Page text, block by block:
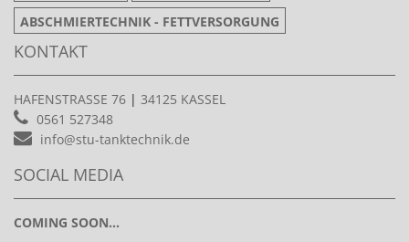
ABSCHMIERTECHNIK - FETTVERSORGUNG
KONTAKT
HAFENSTRASSE 76 | 34125 KASSEL
0561 527348
info@stu-tanktechnik.de
SOCIAL MEDIA
COMING SOON...